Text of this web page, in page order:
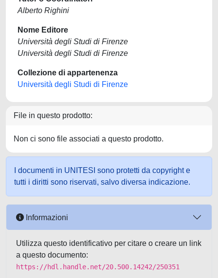
Alberto Righini
Nome Editore
Università degli Studi di Firenze
Università degli Studi di Firenze
Collezione di appartenenza
Università degli Studi di Firenze
File in questo prodotto:
Non ci sono file associati a questo prodotto.
I documenti in UNITESI sono protetti da copyright e
tutti i diritti sono riservati, salvo diversa indicazione.
Informazioni
Utilizza questo identificativo per citare o creare un link
a questo documento:
https://hdl.handle.net/20.500.14242/250351